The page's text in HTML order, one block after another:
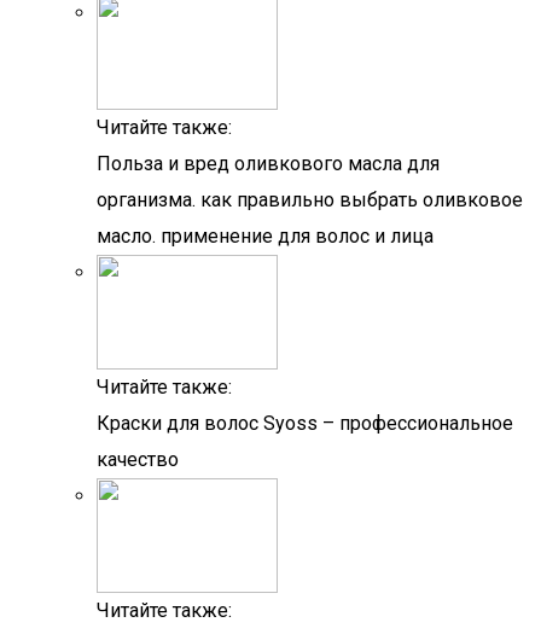
Читайте также:
Польза и вред оливкового масла для
организма. как правильно выбрать оливковое
масло. применение для волос и лица
Читайте также:
Краски для волос Syoss – профессиональное
качество
Читайте также: